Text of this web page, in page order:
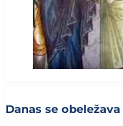
Danas se